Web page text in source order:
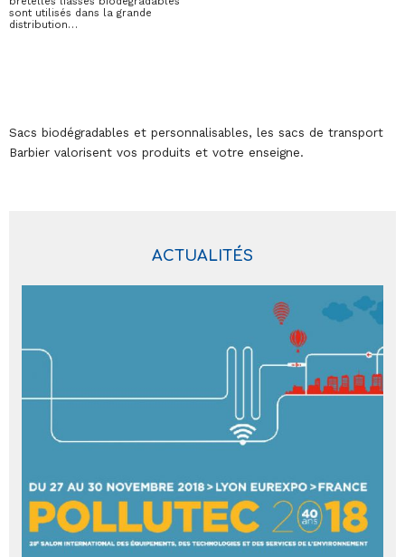
sont utilisés dans la grande
distribution…
Sacs biodégradables et personnalisables, les sacs de transport
Barbier valorisent vos produits et votre enseigne.
ACTUALITÉS